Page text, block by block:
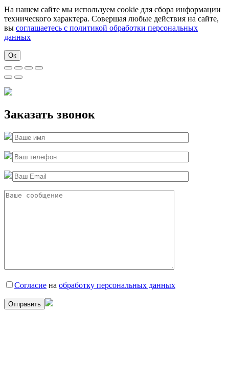
На нашем сайте мы используем cookie для сбора информации
технического характера. Совершая любые действия на сайте,
вы соглашаетесь с политикой обработки персональных
данных
Ок
Заказать звонок
Согласие на обработку персональных данных